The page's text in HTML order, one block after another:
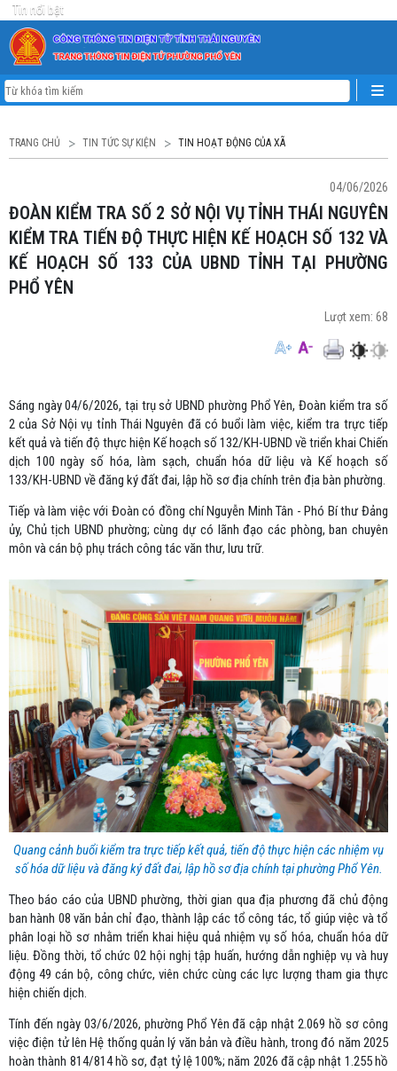
Tin nổi bật
TRANG CHỦ TIN TỨC SỰ KIỆN TIN HOẠT ĐỘNG CỦA XÃ
04/06/2026
ĐOÀN KIỂM TRA SỐ 2 SỞ NỘI VỤ TỈNH THÁI NGUYÊN
KIỂM TRA TIẾN ĐỘ THỰC HIỆN KẾ HOẠCH SỐ 132 VÀ
KẾ HOẠCH SỐ 133 CỦA UBND TỈNH TẠI PHƯỜNG
PHỔ YÊN
Lượt xem: 68
Sáng ngày 04/6/2026, tại trụ sở UBND phường Phổ Yên, Đoàn kiểm tra số
2 của Sở Nội vụ tỉnh Thái Nguyên đã có buổi làm việc, kiểm tra trực tiếp
kết quả và tiến độ thực hiện Kế hoạch số 132/KH-UBND về triển khai Chiến
dịch 100 ngày số hóa, làm sạch, chuẩn hóa dữ liệu và Kế hoạch số
133/KH-UBND về đăng ký đất đai, lập hồ sơ địa chính trên địa bàn phường.
Tiếp và làm việc với Đoàn có đồng chí Nguyễn Minh Tân - Phó Bí thư Đảng
ủy, Chủ tịch UBND phường; cùng dự có lãnh đạo các phòng, ban chuyên
môn và cán bộ phụ trách công tác văn thư, lưu trữ.
Quang cảnh buổi kiểm tra trực tiếp kết quả, tiến độ thực hiện các nhiệm vụ
số hóa dữ liệu và đăng ký đất đai, lập hồ sơ địa chính tại phường Phổ Yên.
Theo báo cáo của UBND phường, thời gian qua địa phương đã chủ động
ban hành 08 văn bản chỉ đạo, thành lập các tổ công tác, tổ giúp việc và tổ
phân loại hồ sơ nhằm triển khai hiệu quả nhiệm vụ số hóa, chuẩn hóa dữ
liệu. Đồng thời, tổ chức 02 hội nghị tập huấn, hướng dẫn nghiệp vụ và huy
động 49 cán bộ, công chức, viên chức cùng các lực lượng tham gia thực
hiện chiến dịch.
Tính đến ngày 03/6/2026, phường Phổ Yên đã cập nhật 2.069 hồ sơ công
việc điện tử lên Hệ thống quản lý văn bản và điều hành, trong đó năm 2025
hoàn thành 814/814 hồ sơ, đạt tỷ lệ 100%; năm 2026 đã cập nhật 1.255 hồ